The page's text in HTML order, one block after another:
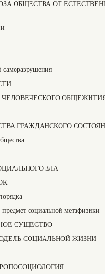
ОБЩЕСТВА ОТ
саморазрушения
ГРАЖДАНСКОГО
ЗЛА
социальной метафизики
СУЩЕСТВО
СОЦИАЛЬНОЙ ЖИЗНИ